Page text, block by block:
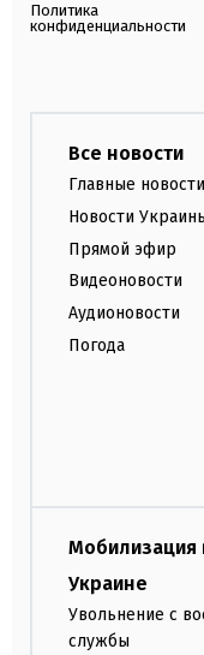
Политика
конфиденциальности
Все новости
Главные новости
Новости
Прямой эфир
Видеоновости
Аудионовости
Погода
Мобилизация
Украине
Увольнение с
службы